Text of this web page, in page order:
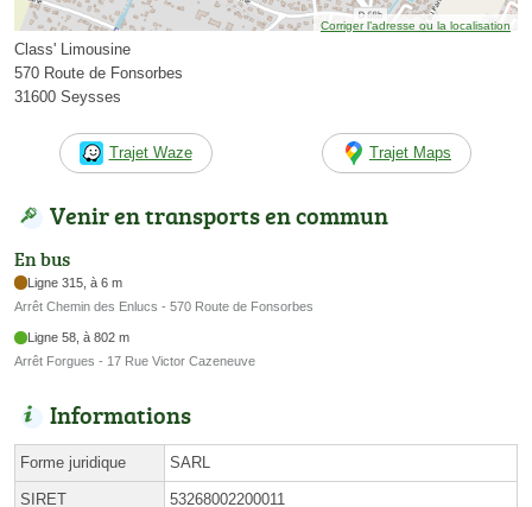
Corriger l’adresse ou la localisation
Class' Limousine
570 Route de Fonsorbes
31600 Seysses
Trajet Waze Trajet Maps
Venir en transports en commun
En bus
Ligne 315, à 6 m
Arrêt Chemin des Enlucs - 570 Route de Fonsorbes
Ligne 58, à 802 m
Arrêt Forgues - 17 Rue Victor Cazeneuve
Informations
Forme juridique SARL
SIRET 53268002200011